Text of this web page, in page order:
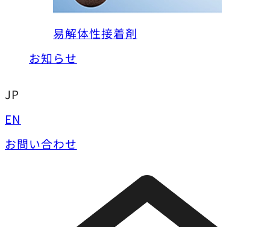
易解体性接着剤
お知らせ
JP
EN
お問い合わせ